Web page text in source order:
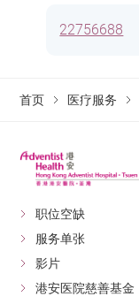
22756688
首页 医疗服务
职位空缺
服务单张
影片
港安医院慈善基金